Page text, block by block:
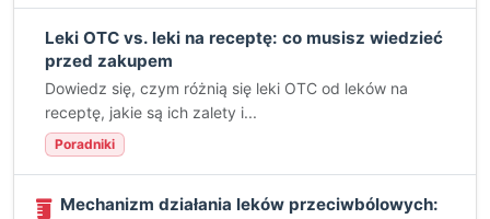
Leki OTC vs. leki na receptę: co musisz wiedzieć
przed zakupem
Dowiedz się, czym różnią się leki OTC od leków na
receptę, jakie są ich zalety i...
Poradniki
Mechanizm działania leków przeciwbólowych: